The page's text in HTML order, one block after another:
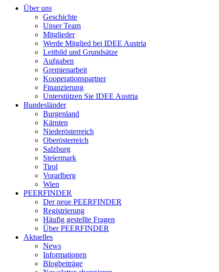
Über uns
Geschichte
Unser Team
Mitglieder
Werde Mitglied bei IDEE Austria
Leitbild und Grundsätze
Aufgaben
Gremienarbeit
Kooperationspartner
Finanzierung
Unterstützen Sie IDEE Austria
Bundesländer
Burgenland
Kärnten
Niederösterreich
Oberösterreich
Salzburg
Steiermark
Tirol
Vorarlberg
Wien
PEERFINDER
Der neue PEERFINDER
Registrierung
Häufig gestellte Fragen
Über PEERFINDER
Aktuelles
News
Informationen
Blogbeiträge